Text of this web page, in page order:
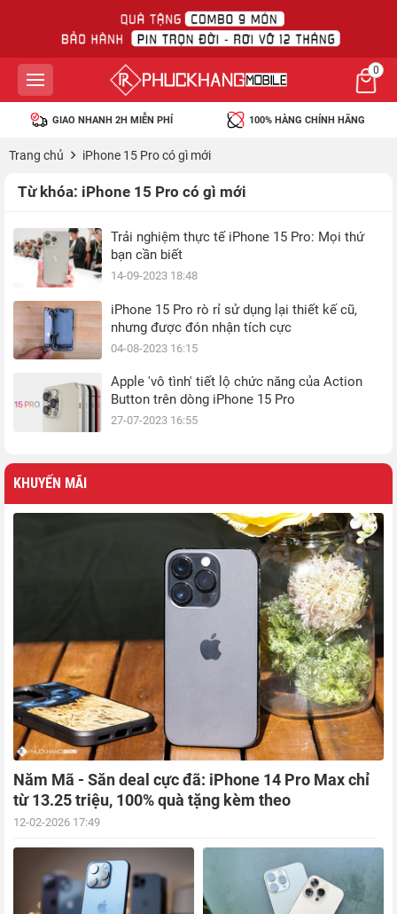
0
GIAO NHANH 2H MIỄN PHÍ 100% HÀNG CHÍNH HÃNG
Trang chủ iPhone 15 Pro có gì mới
Từ khóa: iPhone 15 Pro có gì mới
Trải nghiệm thực tế iPhone 15 Pro: Mọi thứ
bạn cần biết
14-09-2023 18:48
iPhone 15 Pro rò rỉ sử dụng lại thiết kế cũ,
nhưng được đón nhận tích cực
04-08-2023 16:15
Apple 'vô tình' tiết lộ chức năng của Action
Button trên dòng iPhone 15 Pro
27-07-2023 16:55
KHUYẾN MÃI
Năm Mã - Săn deal cực đã: iPhone 14 Pro Max chỉ
từ 13.25 triệu, 100% quà tặng kèm theo
12-02-2026 17:49